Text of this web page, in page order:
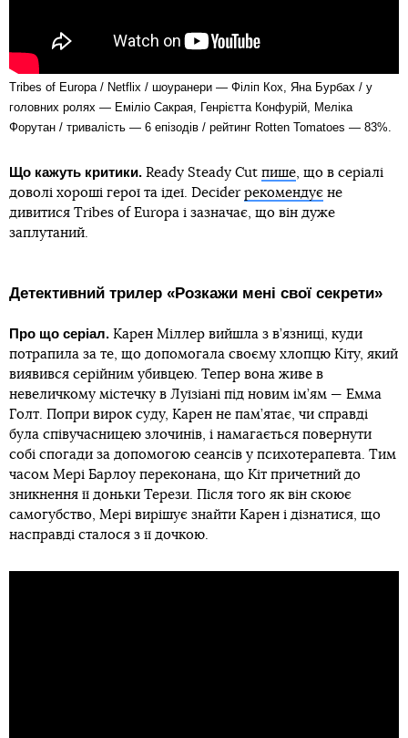
Tribes of Europa / Netflix / шоуранери — Філіп Кох, Яна Бурбах / у
головних ролях — Еміліо Сакрая, Генрієтта Конфурій, Меліка
Форутан / тривалість — 6 епізодів / рейтинг Rotten Tomatoes — 83%.
Що кажуть критики. Ready Steady Cut пише, що в серіалі
доволі хороші герої та ідеї. Decider рекомендує не
дивитися Tribes of Europa і зазначає, що він дуже
заплутаний.
Детективний трилер «Розкажи мені свої секрети»
Про що серіал. Карен Міллер вийшла з в’язниці, куди
потрапила за те, що допомогала своєму хлопцю Кіту, який
виявився серійним убивцею. Тепер вона живе в
невеличкому містечку в Луїзіані під новим ім’ям — Емма
Голт. Попри вирок суду, Карен не пам’ятає, чи справді
була співучасницею злочинів, і намагається повернути
собі спогади за допомогою сеансів у психотерапевта. Тим
часом Мері Барлоу переконана, що Кіт причетний до
зникнення її доньки Терези. Після того як він скоює
самогубство, Мері вирішує знайти Карен і дізнатися, що
насправді сталося з її дочкою.